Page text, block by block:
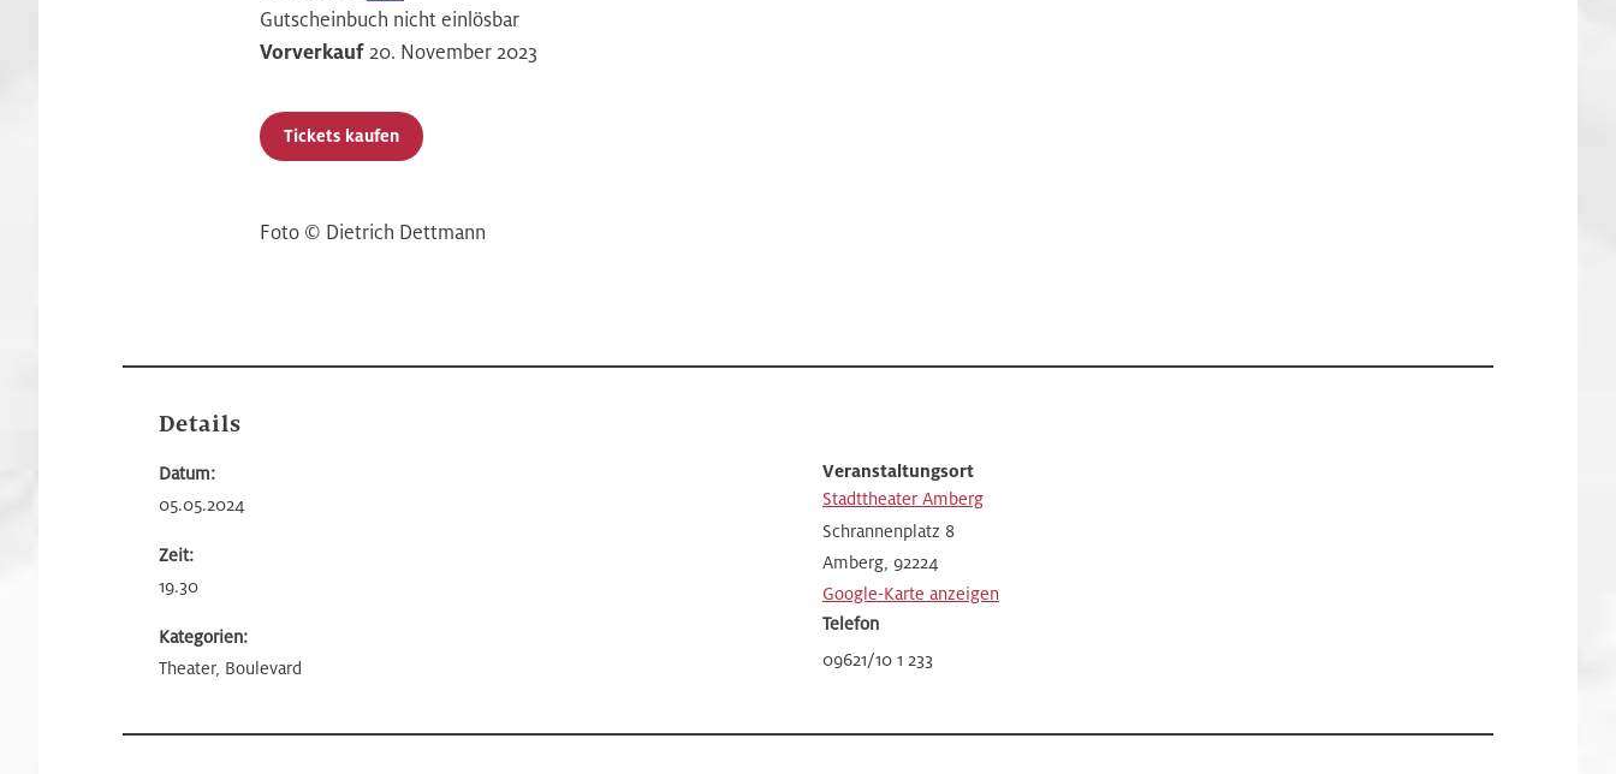
Gutscheinbuch nicht einlösbar
Vorverkauf20. November 2023
Tickets kaufen
Foto © Dietrich Dettmann
Details
Datum:
05.05.2024
Zeit:
19.30
Kategorien:
Theater, Boulevard
Veranstaltungsort
Stadttheater Amberg
Schrannenplatz 8
Amberg, 92224
Google-Karte anzeigen
Telefon
09621/10 1 233